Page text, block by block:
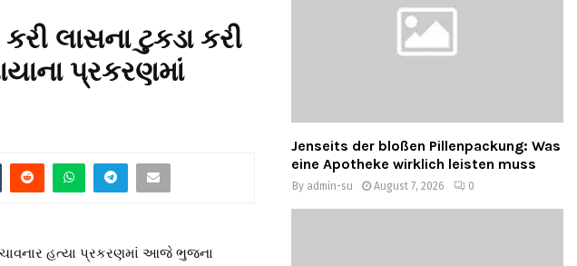
લાસના ટુકડા કરી
પ્રકરણમાં
હત્યા પ્રકરણમાં આજે ભુજના
Jenseits der bloßen Pillenpackung: Was
eine Apotheke wirklich leisten muss
By admin-su August 7, 2026 0